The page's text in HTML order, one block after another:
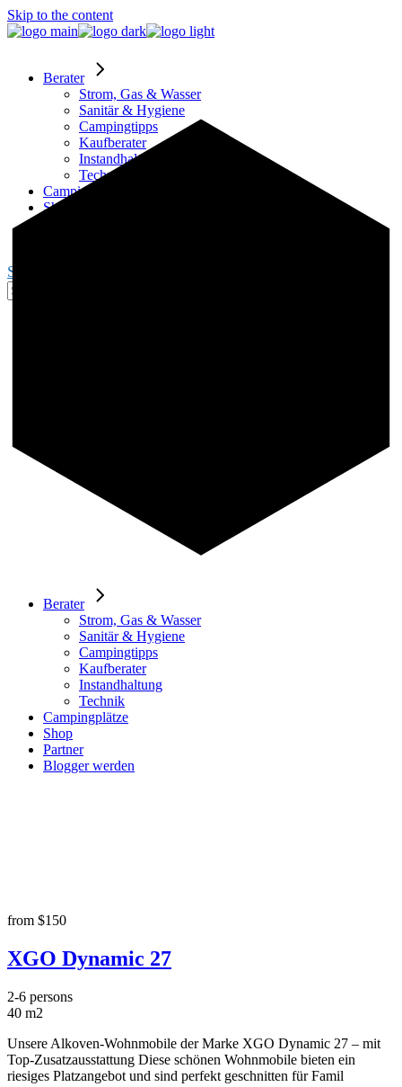
Skip to the content
Berater
Strom, Gas & Wasser
Sanitär & Hygiene
Campingtipps
Kaufberater
Instandhaltung
Technik
Campingplätze
Shop
Search
Berater
Strom, Gas & Wasser
Sanitär & Hygiene
Campingtipps
Kaufberater
Instandhaltung
Technik
Campingplätze
Shop
Partner
Blogger werden
from $150
XGO Dynamic 27
2-6 persons
40 m2
Unsere Alkoven-Wohnmobile der Marke XGO Dynamic 27 – mit
Top-Zusatzausstattung Diese schönen Wohnmobile bieten ein
riesiges Platzangebot und sind perfekt geschnitten für Famil